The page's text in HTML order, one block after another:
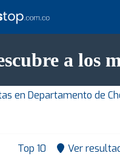
a los
en Departamento de
Top 10 Ver